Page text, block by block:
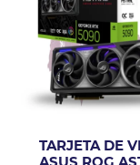
TARJETA DE